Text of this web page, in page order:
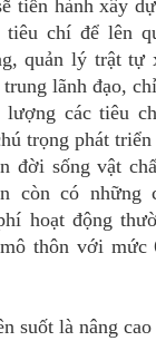
tiến hành xây
tiêu chí để lên
quản lý trật tự
lãnh đạo,
lượng các tiêu
trọng phát triển
đời sống vật
còn có những
hoạt động
thôn với mức
suốt là nâng